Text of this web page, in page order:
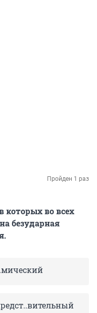
Пройден 1 раз
которых во всех
безударная